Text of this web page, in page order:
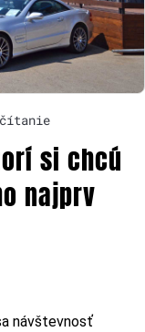
čítanie
si chcú
najprv
návštevnosť